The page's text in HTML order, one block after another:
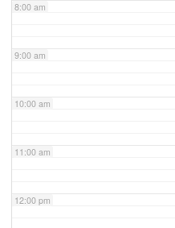
8:00 am
9:00 am
10:00 am
11:00 am
12:00 pm